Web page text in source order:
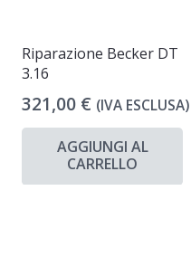
Riparazione Becker DT
3.16
321,00 € (IVA ESCLUSA)
AGGIUNGI AL
CARRELLO